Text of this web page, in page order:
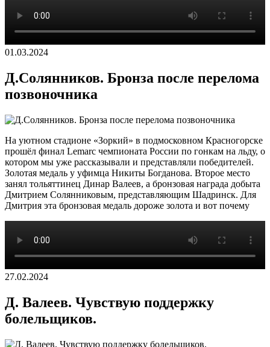
01.03.2024
Д.Солянников. Бронза после перелома
позвоночника
На уютном стадионе «Зоркий» в подмосковном Красногорске
прошёл финал Lemarс чемпионата России по гонкам на льду, о
котором мы уже рассказывали и представляли победителей.
Золотая медаль у уфимца Никиты Богданова. Второе место
занял тольяттинец Динар Валеев, а бронзовая награда добыта
Дмитрием Солянниковым, представляющим Шадринск. Для
Дмитрия эта бронзовая медаль дороже золота и вот почему
27.02.2024
Д. Валеев. Чувствую поддержку
болельщиков.